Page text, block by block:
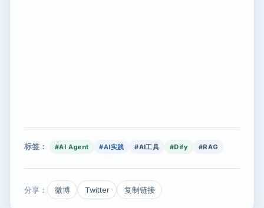
标签： #AI Agent #AI实践 #AI工具 #Dify #RAG
分享： 微博 Twitter 复制链接